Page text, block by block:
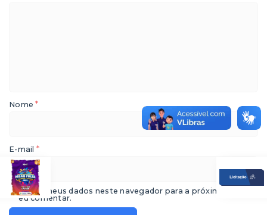
Nome*
E-mail *
Salvar meus dados neste navegador para a próxima vez que
eu comentar.